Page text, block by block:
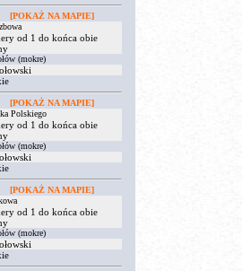
[POKAŻ NA MAPIE]
od 1 do końca obie
(mokre)
[POKAŻ NA MAPIE]
Polskiego
od 1 do końca obie
(mokre)
[POKAŻ NA MAPIE]
od 1 do końca obie
(mokre)